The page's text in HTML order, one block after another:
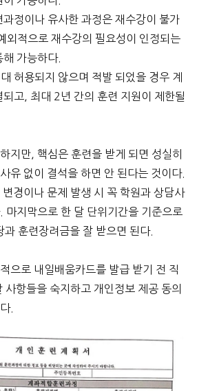
과정이나 유사한 과정은 재수강이 불가
외적으로 재수강의 필요성이 인정되는
가능하다.
허용되지 않으며 적발 되었을 경우 계
되고, 최대 2년 간의 훈련 지원이 제한될
지만, 핵심은 훈련을 받게 되면 성실히
유 없이 결석을 하면 안 된다는 것이다.
변경이나 문제 발생 시 꼭 학원과 상담사
마지막으로 한 달 단위기간을 기준으로
과 훈련장려금을 잘 받으면 된다.
으로 내일배움카드를 발급 받기 전 직
사항들을 숙지하고 개인정보 제공 동의
.